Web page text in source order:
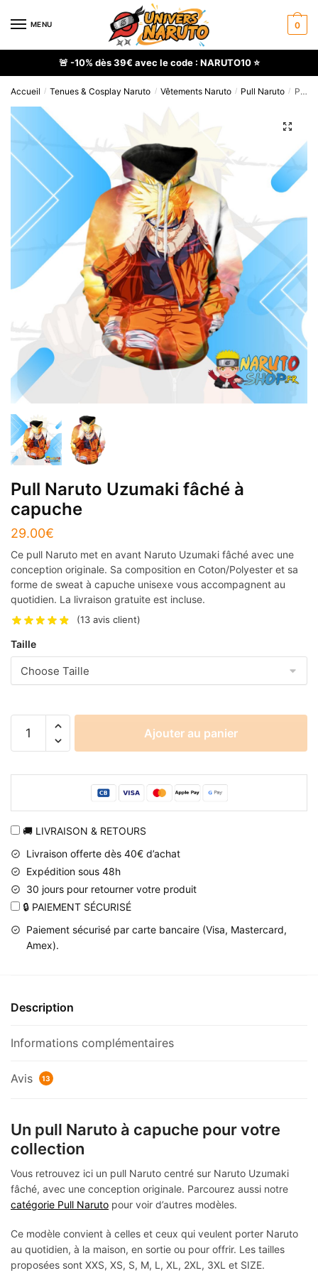
MENU 0
🚨 -10% dès 39€ avec le code : NARUTO10 ⭐
Accueil / Tenues & Cosplay Naruto / Vêtements Naruto / Pull Naruto / Pull Naruto Uzumaki fâché à capuche
🔍
Pull Naruto Uzumaki fâché à
capuche
29.00€
Ce pull Naruto met en avant Naruto Uzumaki fâché avec une
conception originale. Sa composition en Coton/Polyester et sa
forme de sweat à capuche unisexe vous accompagnent au
quotidien. La livraison gratuite est incluse.
(13 avis client)
Taille
Naruto
fâché
à
Ajouter au panier
🚚 LIVRAISON & RETOURS
Livraison offerte dès 40€ d’achat
Expédition sous 48h
30 jours pour retourner votre produit
🔒 PAIEMENT SÉCURISÉ
Paiement sécurisé par carte bancaire (Visa, Mastercard,
Amex).
Description
Informations complémentaires
Avis 13
Un pull Naruto à capuche pour votre
collection
Vous retrouvez ici un pull Naruto centré sur Naruto Uzumaki
fâché, avec une conception originale. Parcourez aussi notre
catégorie Pull Naruto pour voir d’autres modèles.
Ce modèle convient à celles et ceux qui veulent porter Naruto
au quotidien, à la maison, en sortie ou pour offrir. Les tailles
proposées sont XXS, XS, S, M, L, XL, 2XL, 3XL et SIZE.